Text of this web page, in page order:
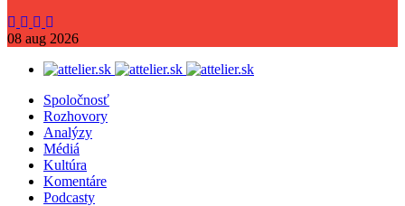
08 aug 2026
Spoločnosť
Rozhovory
Analýzy
Médiá
Kultúra
Komentáre
Podcasty